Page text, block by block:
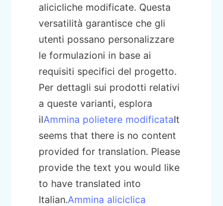
alicicliche modificate. Questa
versatilità garantisce che gli
utenti possano personalizzare
le formulazioni in base ai
requisiti specifici del progetto.
Per dettagli sui prodotti relativi
a queste varianti, esplora
ilAmmina polietere modificataIt
seems that there is no content
provided for translation. Please
provide the text you would like
to have translated into
Italian.Ammina aliciclica